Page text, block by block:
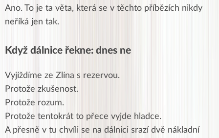
Ano. To je ta věta, která se v těchto příbězích nikdy
neříká jen tak.
Když dálnice řekne: dnes ne
Vyjíždíme ze Zlína s rezervou.
Protože zkušenost.
Protože rozum.
Protože tentokrát to přece vyjde hladce.
A přesně v tu chvíli se na dálnici srazí dvě nákladní